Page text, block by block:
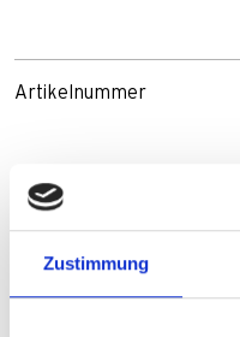
Zustimmung
Artikelnummer